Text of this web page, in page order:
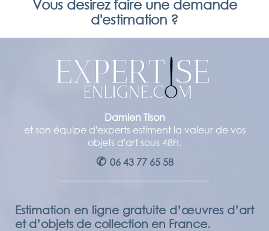
Vous desirez faire une demande
d'estimation ?
Damien Tison
et son équipe d'experts estiment la valeur de vos
objets d'art sous 48h.
✆ 06 43 77 65 58
Estimation en ligne gratuite d’œuvres d’art
et d’objets de collection en France.